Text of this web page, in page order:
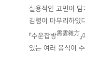
실용적인 고민이
김령이 마무리하였
『수운잡방需雲雜方
있는 여러 음식이